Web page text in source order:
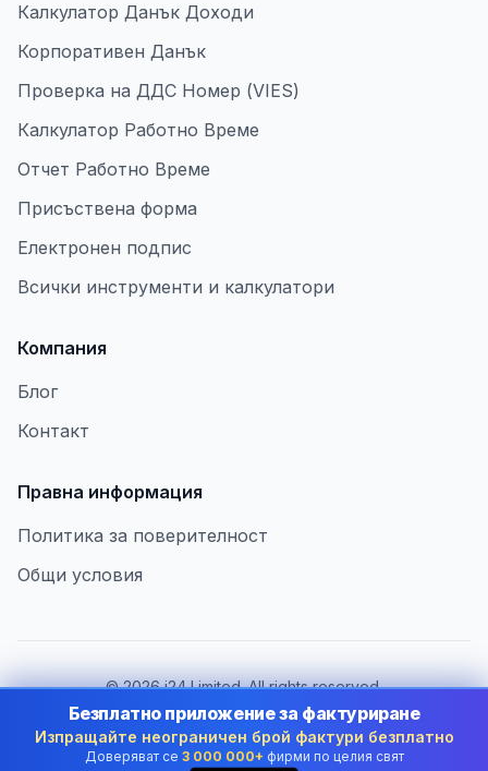
Калкулатор Данък Доходи
Корпоративен Данък
Проверка на ДДС Номер (VIES)
Калкулатор Работно Време
Отчет Работно Време
Присъствена форма
Електронен подпис
Всички инструменти и калкулатори
Компания
Блог
Контакт
Правна информация
Политика за поверителност
Общи условия
©2026i24 Limited. All rights reserved.
В услуга на бизнеса в Bulgaria
Смяна на държава:
Bulgaria
Безплатно приложение за фактуриране
Изпращайте неограничен брой фактури безплатно
Доверяват се 3 000 000+ фирми по целия свят